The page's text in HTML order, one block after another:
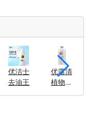
优洁士
去油王
优露清
植物洁